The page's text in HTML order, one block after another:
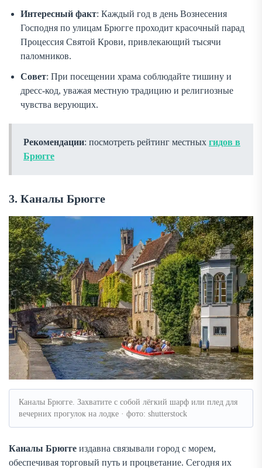
Интересный факт: Каждый год в день Вознесения
Господня по улицам Брюгге проходит красочный парад
Процессия Святой Крови, привлекающий тысячи
паломников.
Совет: При посещении храма соблюдайте тишину и
дресс-код, уважая местную традицию и религиозные
чувства верующих.
Рекомендации: посмотреть рейтинг местных гидов в
Брюгге
3. Каналы Брюгге
Каналы Брюгге. Захватите с собой лёгкий шарф или плед для
вечерних прогулок на лодке · фото: shutterstock
Каналы Брюгге издавна связывали город с морем,
обеспечивая торговый путь и процветание. Сегодня их